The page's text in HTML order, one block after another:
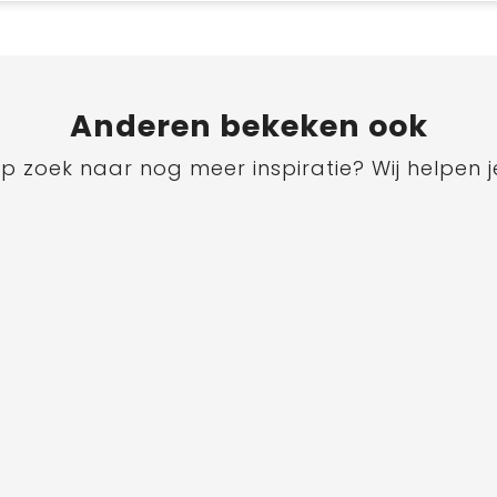
Anderen bekeken ook
zoek naar nog meer inspiratie? Wij helpen